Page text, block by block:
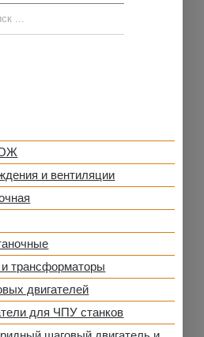
и вентиляции
и трансформаторы
двигателей
для ЧПУ станков